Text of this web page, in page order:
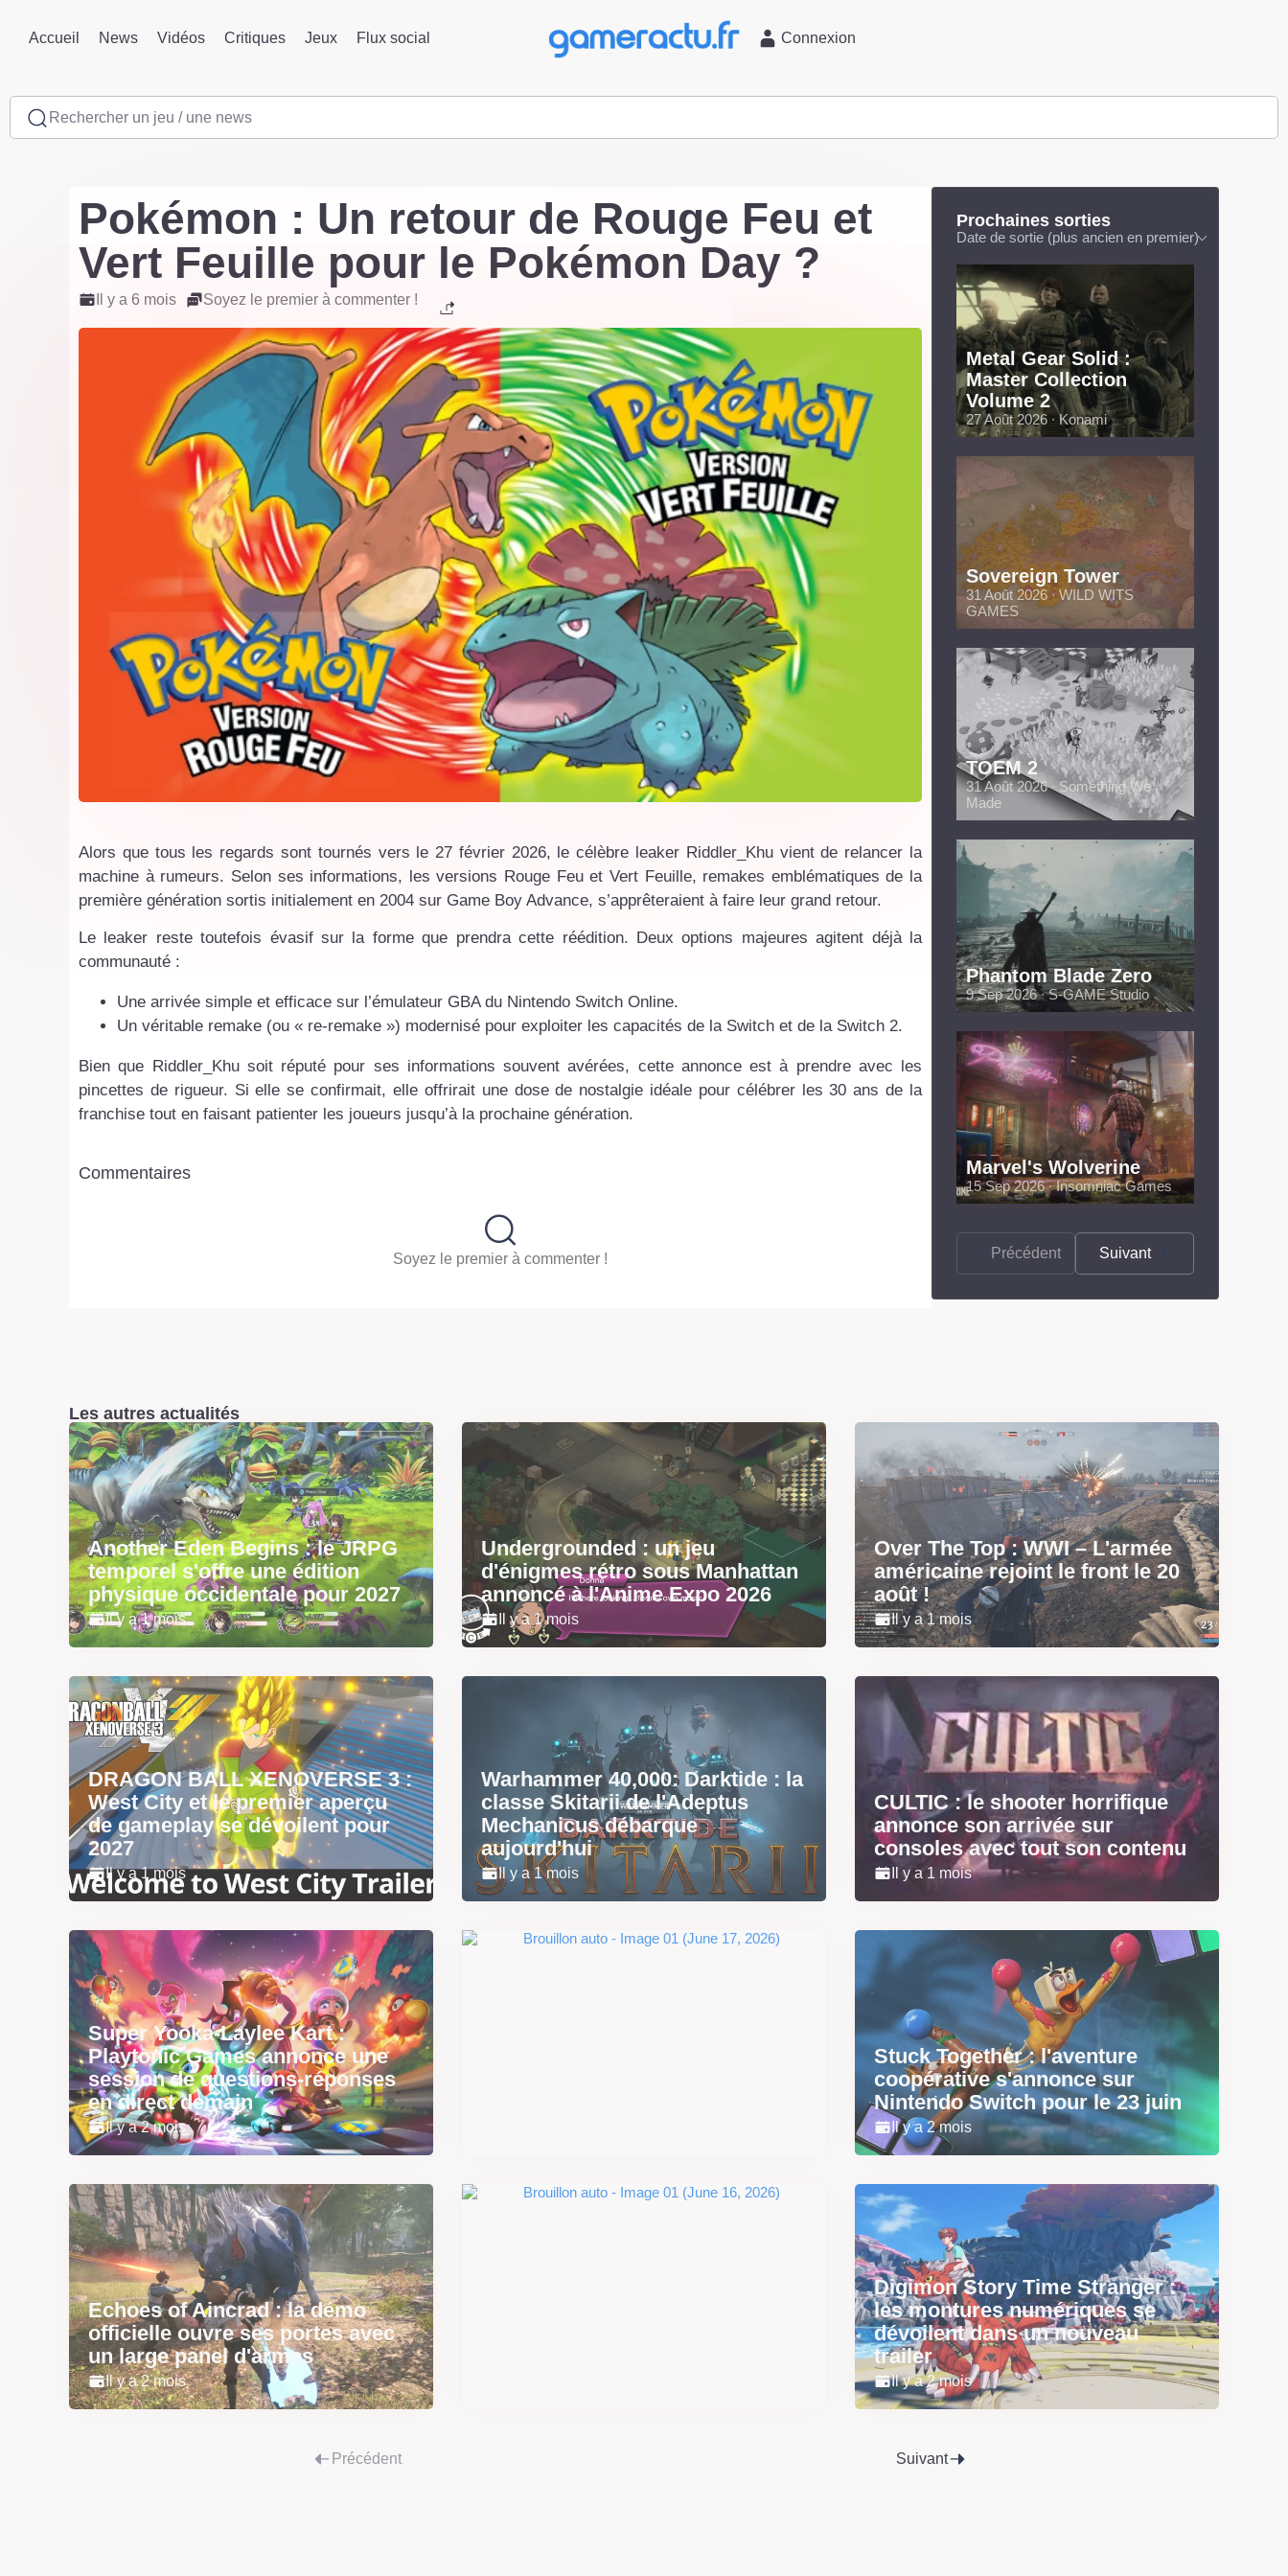
Accueil News Vidéos Critiques Jeux Flux social Connexion
Rechercher un jeu / une news
Pokémon : Un retour de Rouge Feu et
Vert Feuille pour le Pokémon Day ?
Il y a 6 mois Soyez le premier à commenter !
Alors que tous les regards sont tournés vers le 27 février 2026, le célèbre leaker Riddler_Khu vient de relancer la
machine à rumeurs. Selon ses informations, les versions Rouge Feu et Vert Feuille, remakes emblématiques de la
première génération sortis initialement en 2004 sur Game Boy Advance, s’apprêteraient à faire leur grand retour.
Le leaker reste toutefois évasif sur la forme que prendra cette réédition. Deux options majeures agitent déjà la
communauté :
Une arrivée simple et efficace sur l’émulateur GBA du Nintendo Switch Online.
Un véritable remake (ou « re-remake ») modernisé pour exploiter les capacités de la Switch et de la Switch 2.
Bien que Riddler_Khu soit réputé pour ses informations souvent avérées, cette annonce est à prendre avec les
pincettes de rigueur. Si elle se confirmait, elle offrirait une dose de nostalgie idéale pour célébrer les 30 ans de la
franchise tout en faisant patienter les joueurs jusqu’à la prochaine génération.
Commentaires
Soyez le premier à commenter !
Prochaines sorties
Date de sortie (plus ancien en premier)
Metal Gear Solid :
Master Collection
Volume 2
27 Août 2026 ∙ Konami
Sovereign Tower
31 Août 2026 ∙ WILD WITS
GAMES
TOEM 2
31 Août 2026 ∙ Something We
Made
Phantom Blade Zero
9 Sep 2026 ∙ S-GAME Studio
Marvel's Wolverine
15 Sep 2026 ∙ Insomniac Games
Précédent Suivant
Les autres actualités
Another Eden Begins : le JRPG
temporel s'offre une édition
physique occidentale pour 2027
Il y a 1 mois
Undergrounded : un jeu
d'énigmes rétro sous Manhattan
annoncé à l'Anime Expo 2026
Il y a 1 mois
Over The Top : WWI – L'armée
américaine rejoint le front le 20
août !
Il y a 1 mois
DRAGON BALL XENOVERSE 3 :
West City et le premier aperçu
de gameplay se dévoilent pour
2027
Il y a 1 mois
Warhammer 40,000: Darktide : la
classe Skitarii de l'Adeptus
Mechanicus débarque
aujourd'hui
Il y a 1 mois
CULTIC : le shooter horrifique
annonce son arrivée sur
consoles avec tout son contenu
Il y a 1 mois
Super Yooka-Laylee Kart :
Playtonic Games annonce une
session de questions-réponses
en direct demain
Il y a 2 mois
Stuck Together : l'aventure
coopérative s'annonce sur
Nintendo Switch pour le 23 juin
Il y a 2 mois
Echoes of Aincrad : la démo
officielle ouvre ses portes avec
un large panel d'armes
Il y a 2 mois
Digimon Story Time Stranger :
les montures numériques se
dévoilent dans un nouveau
trailer
Il y a 2 mois
Précédent Suivant